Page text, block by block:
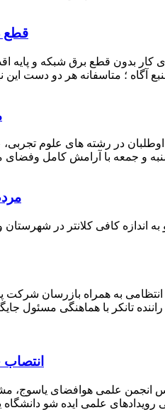
قطع
کار بدون قطع برق شبکه و پایه
دانشگاه پیام نور ممسنی در خصوص برگزاری کنکور سراسری اظهار
به همراه بازرسان
که راننده تانکر با هماهنگی
انجمن علمی هوافضای یاسوج،
علمی ایده شو دانشگاه